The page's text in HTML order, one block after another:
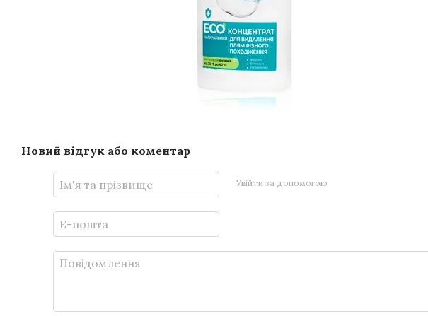
Новий відгук або коментар
Увійти за допомогою